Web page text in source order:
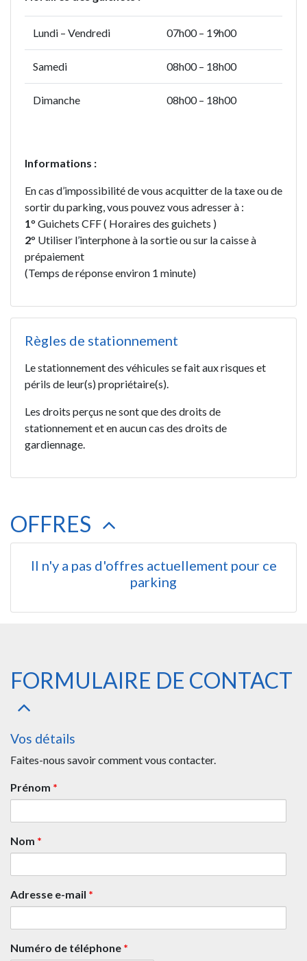
Lundi – Vendredi 07h00 – 19h00
Samedi 08h00 – 18h00
Dimanche 08h00 – 18h00
Informations :
En cas d’impossibilité de vous acquitter de la taxe ou de
sortir du parking, vous pouvez vous adresser à :
1° Guichets CFF ( Horaires des guichets )
2° Utiliser l’interphone à la sortie ou sur la caisse à
prépaiement
(Temps de réponse environ 1 minute)
Règles de stationnement
Le stationnement des véhicules se fait aux risques et
périls de leur(s) propriétaire(s).
Les droits perçus ne sont que des droits de
stationnement et en aucun cas des droits de
gardiennage.
OFFRES
Il n'y a pas d'offres actuellement pour ce
parking
FORMULAIRE DE CONTACT
Vos détails
Faites-nous savoir comment vous contacter.
Prénom *
Nom *
Adresse e-mail *
Numéro de téléphone *